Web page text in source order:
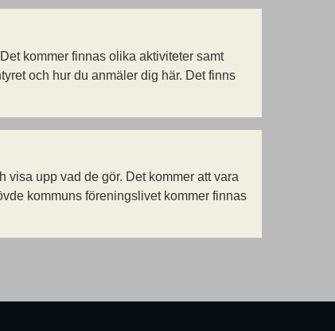
kommer finnas olika aktiviteter samt
och hur du anmäler dig här. Det finns
visa upp vad de gör. Det kommer att vara
kommuns föreningslivet kommer finnas